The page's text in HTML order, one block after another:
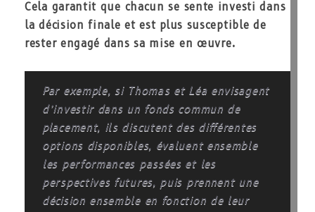
Cela garantit que chacun se sente investi dans
la décision finale et est plus susceptible de
rester engagé dans sa mise en œuvre.
Par exemple, si Thomas et Léa envisagent
d’investir dans un fonds commun de
placement, ils discutent des différentes
options disponibles, évaluent ensemble
les performances passées et les
perspectives futures, puis prennent une
décision ensemble en fonction de leur